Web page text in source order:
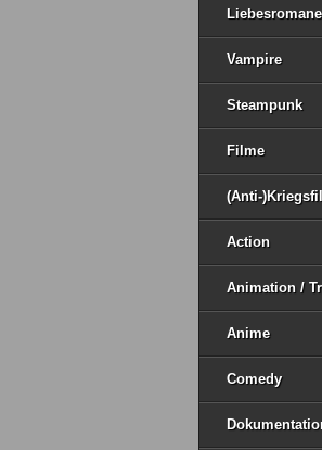
Liebesromane
Vampire
Steampunk
Filme
(Anti-
Action
Animation /
Anime
Comedy